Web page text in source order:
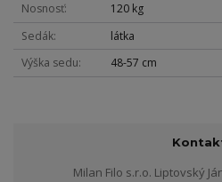
Nosnosť
120 kg
Sedák
látka
Výška sedu
48-57 cm
Milan Filo s.r.o. Liptovský